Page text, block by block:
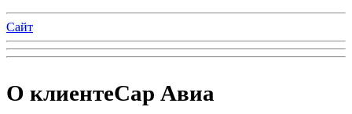
Cайт
О клиентеCар Авиа